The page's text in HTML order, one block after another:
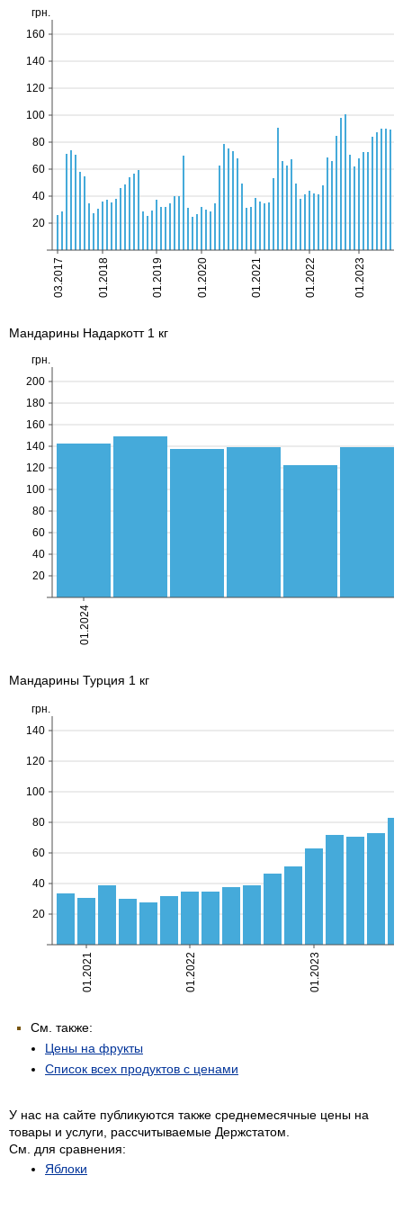
Мандарины Надаркотт 1 кг
Мандарины Турция 1 кг
См. также:
Цены на фрукты
Список всех продуктов с ценами
У нас на сайте публикуются также среднемесячные цены на
товары и услуги, рассчитываемые Держстатом.
См. для сравнения:
Яблоки